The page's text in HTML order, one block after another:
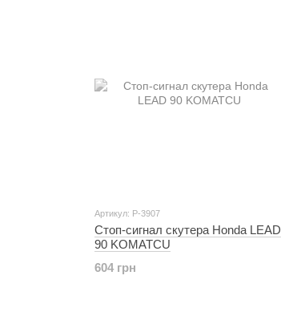
Артикул: P-3907
Стоп-сигнал скутера Honda LEAD
90 KOMATCU
604 грн